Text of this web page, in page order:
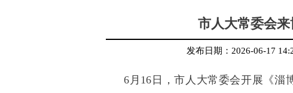
市人大常委会
发布日期： 2026-06-17
6月16日，市人大常委会开展《淄